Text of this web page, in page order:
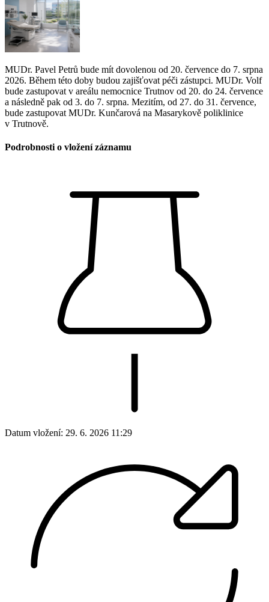
MUDr. Pavel Petrů bude mít dovolenou od 20. července do 7. srpna
2026. Během této doby budou zajišťovat péči zástupci. MUDr. Volf
bude zastupovat v areálu nemocnice Trutnov od 20. do 24. července
a následně pak od 3. do 7. srpna. Mezitím, od 27. do 31. července,
bude zastupovat MUDr. Kunčarová na Masarykově poliklinice
v Trutnově.
Podrobnosti o vložení záznamu
Datum vložení: 29. 6. 2026 11:29